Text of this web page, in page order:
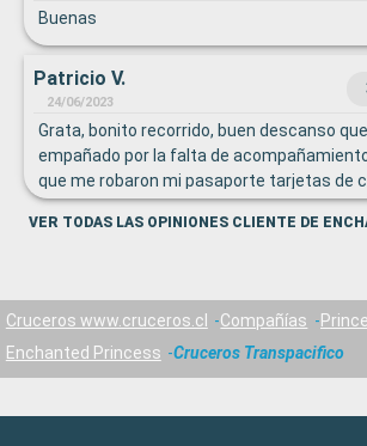
Buenas
Patricio V.
24/06/2023
Grata, bonito recorrido, buen descanso
empañado por la falta de
que me robaron mi pasaporte tarjetas de
donde me dejaron botado en Grecia.
VER TODAS LAS OPINIONES CLIENTE DE
Cruceros www.cruceros.cl Compañías
Enchanted Princess
Cruceros Transpacifico